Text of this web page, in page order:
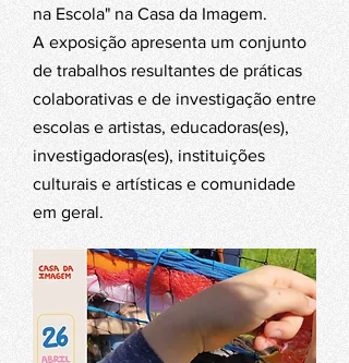
na Escola" na Casa da Imagem.
A exposição apresenta um conjunto
de trabalhos resultantes de práticas
colaborativas e de investigação entre
escolas e artistas, educadoras(es),
investigadoras(es), instituições
culturais e artísticas e comunidade
em geral.